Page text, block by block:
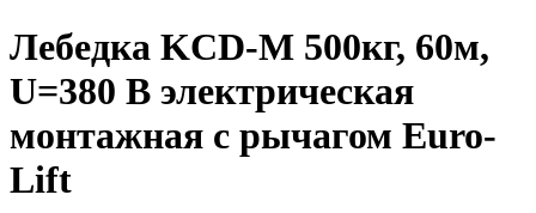
Лебедка KCD-M 500кг, 60м,
U=380 В электрическая
монтажная с рычагом Euro-
Lift